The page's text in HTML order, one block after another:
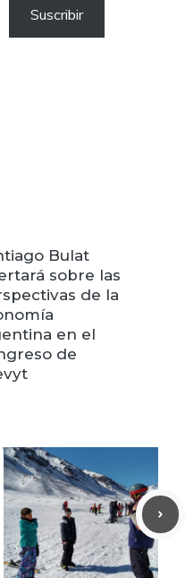
Suscribir
Bulat
sobre las
de la
en el
de